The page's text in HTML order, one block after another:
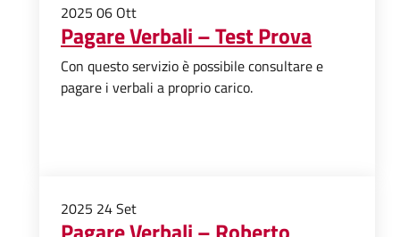
2025 06 Ott
Pagare Verbali – Test Prova
Con questo servizio è possibile consultare e
pagare i verbali a proprio carico.
2025 24Set